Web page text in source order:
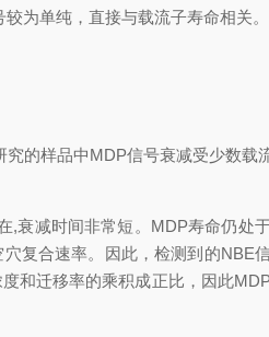
单纯，直接与载流子寿命相关。
的样品中MDP信号衰减受少数载
衰减时间非常短。MDP寿命仍处
速率。因此，检测到的NBE
迁移率的乘积成正比，因此